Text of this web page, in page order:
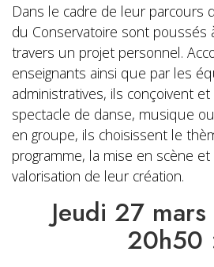
Dans le cadre de leur parcours
du Conservatoire sont poussés
travers un projet personnel.
enseignants ainsi que par les
administratives, ils conçoivent
spectacle de danse, musique
en groupe, ils choisissent le
programme, la mise en scène
valorisation de leur création.
Jeudi 27
20h50